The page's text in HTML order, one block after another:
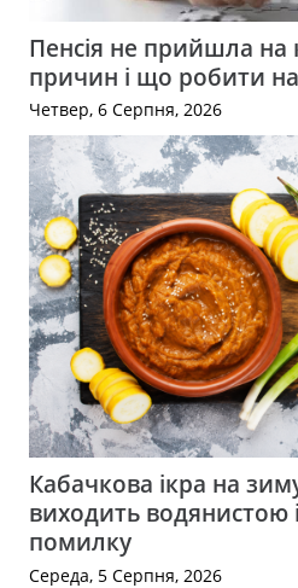
Пенсія не прийшла на
причин і що робити
Четвер, 6 Серпня, 2026
Кабачкова ікра на
виходить водянистою
помилку
Середа, 5 Серпня, 2026